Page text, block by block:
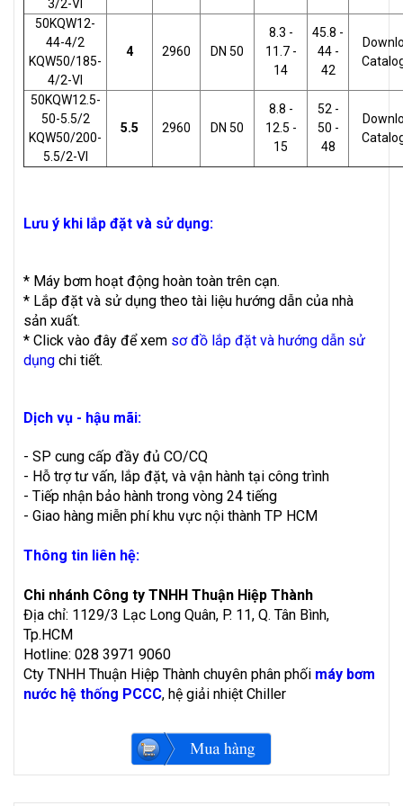
3/2-VI
50KQW12-
44-4/2
KQW50/185-
4/2-VI
4 2960 DN 50
8.3 -
11.7 -
14
45.8 -
44 -
42
50KQW12.5-
50-5.5/2
KQW50/200-
5.5/2-VI
5.5 2960 DN 50
8.8 -
12.5 -
15
52 -
50 -
48
Lưu ý khi lắp đặt và sử dụng:
* Máy bơm hoạt động hoàn toàn trên cạn.
* Lắp đặt và sử dụng theo tài liệu hướng dẫn của nhà
sản xuất.
* Click vào đây để xem sơ đồ lắp đặt và hướng dẫn sử
dụng chi tiết.
Dịch vụ - hậu mãi:
- SP cung cấp đầy đủ CO/CQ
- Hỗ trợ tư vấn, lắp đặt, và vận hành tại công trình
- Tiếp nhận bảo hành trong vòng 24 tiếng
- Giao hàng miễn phí khu vực nội thành TP HCM
Thông tin liên hệ:
Chi nhánh Công ty TNHH Thuận Hiệp Thành
Địa chỉ: 1129/3 Lạc Long Quân, P. 11, Q. Tân Bình,
Tp.HCM
Hotline: 028 3971 9060
Cty TNHH Thuận Hiệp Thành chuyên phân phối máy bơm
nước hệ thống PCCC, hệ giải nhiệt Chiller